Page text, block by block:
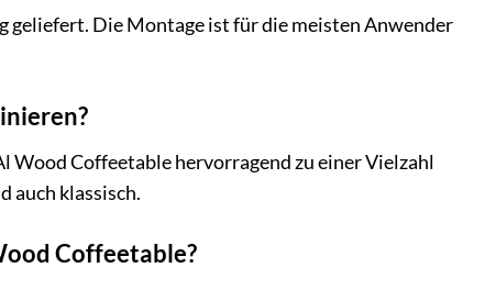
Die Montage ist für die meisten Anwender
Wood Coffeetable hervorragend zu einer Vielzahl
auch klassisch.
Coffeetable?